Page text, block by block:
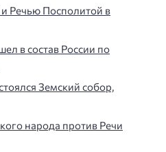
Речью Посполитой в
в состав России по
Земский собор,
народа против Речи